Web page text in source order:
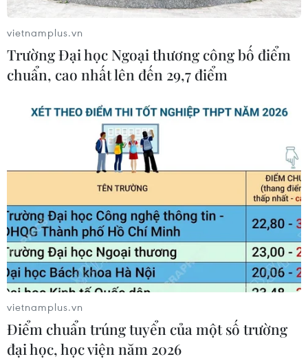
vietnamplus.vn
Trường Đại học Ngoại thương công bố điểm
chuẩn, cao nhất lên đến 29,7 điểm
vietnamplus.vn
Điểm chuẩn trúng tuyển của một số trường
đại học, học viện năm 2026